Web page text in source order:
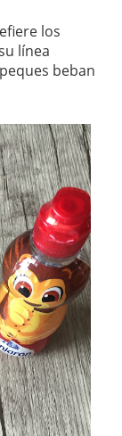
los
línea
beban